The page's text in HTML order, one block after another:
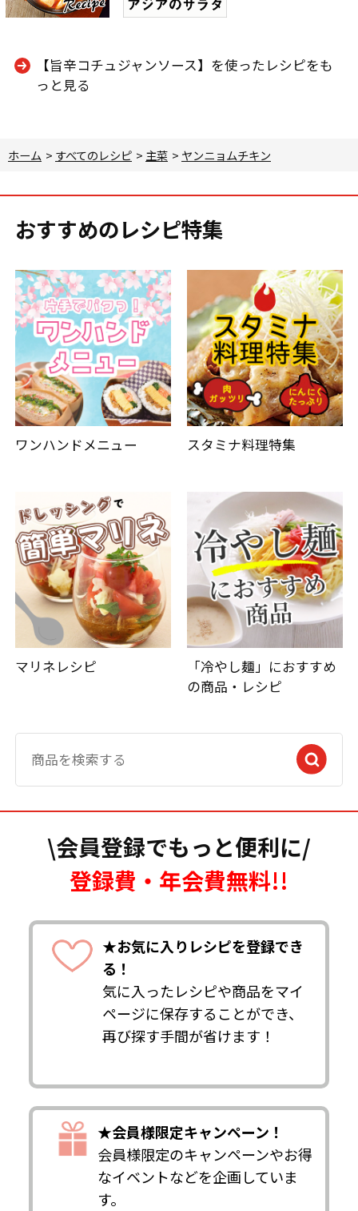
【旨辛コチュジャンソース】を使ったレシピをも
っと見る
ホーム > すべてのレシピ > 主菜 > ヤンニョムチキン
おすすめのレシピ特集
ワンハンドメニュー スタミナ料理特集
マリネレシピ
「冷やし麺」におすすめ
の商品・レシピ
\会員登録でもっと便利に/
登録費・年会費無料!!
★お気に入りレシピを登録でき
る！
気に入ったレシピや商品をマイ
ページに保存することができ、
再び探す手間が省けます！
★会員様限定キャンペーン！
会員様限定のキャンペーンやお得
なイベントなどを企画していま
す。